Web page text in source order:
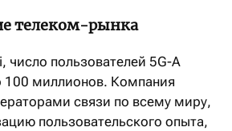
телеком-рынка
число пользователей 5G-A
100 миллионов. Компания
связи по всему миру,
пользовательского опыта,